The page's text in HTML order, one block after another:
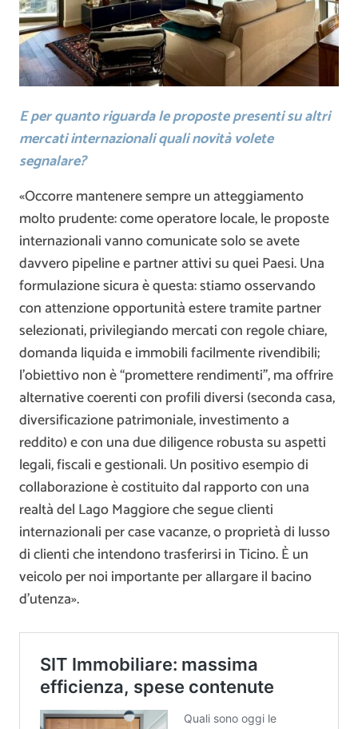
E per quanto riguarda le proposte presenti su altri
mercati internazionali quali novità volete
segnalare?
«Occorre mantenere sempre un atteggiamento
molto prudente: come operatore locale, le proposte
internazionali vanno comunicate solo se avete
davvero pipeline e partner attivi su quei Paesi. Una
formulazione sicura è questa: stiamo osservando
con attenzione opportunità estere tramite partner
selezionati, privilegiando mercati con regole chiare,
domanda liquida e immobili facilmente rivendibili;
l’obiettivo non è “promettere rendimenti”, ma offrire
alternative coerenti con profili diversi (seconda casa,
diversificazione patrimoniale, investimento a
reddito) e con una due diligence robusta su aspetti
legali, fiscali e gestionali. Un positivo esempio di
collaborazione è costituito dal rapporto con una
realtà del Lago Maggiore che segue clienti
internazionali per case vacanze, o proprietà di lusso
di clienti che intendono trasferirsi in Ticino. È un
veicolo per noi importante per allargare il bacino
d’utenza».